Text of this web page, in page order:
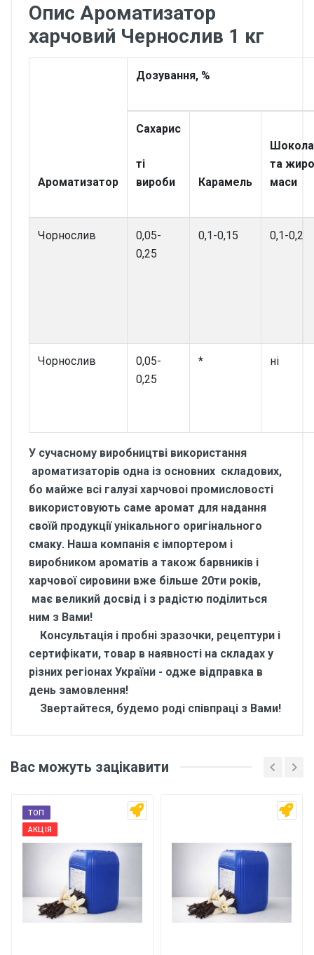
Опис Ароматизатор
харчовий Чернослив 1 кг
Ароматизатор
Дозування, %
Сахарис
ті
вироби
Карамель
та
маси
Чорнослив
0,05-
0,25
0,1-0,15 0,1-0,2
Чорнослив
0,05-
0,25
* ні
У сучасному виробництві використання
ароматизаторів одна із основних складових,
бо майже всі галузі харчовоі промисловості
використовують саме аромат для надання
своїй продукції унікального оригінального
смаку. Наша компанія є імпортером і
виробником ароматів а також барвників і
харчової сировини вже більше 20ти років,
має великий досвід і з радістю поділиться
ним з Вами!
Консультація і пробні зразочки, рецептури і
сертифікати, товар в наявності на складах у
різних регіонах України - одже відправка в
день замовлення!
Звертайтеся, будемо роді співпраці з Вами!
Основні характеристики
Бренд
Країна виробник
Україна
Чернослив 1 кг
Відгуки про товар поки що відсутні.
Написати відгук
Вас можуть зацікавити
ТОП
АКЦІЯ